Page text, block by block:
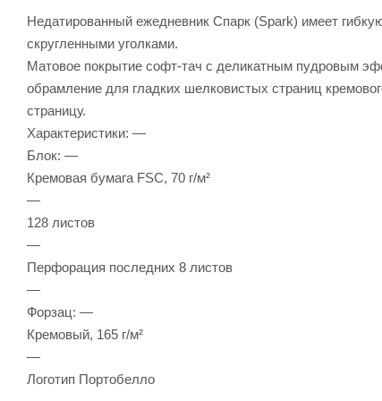
Недатированный ежедневник Спарк (Spark) имеет
скругленными уголками.
Матовое покрытие софт-тач с деликатным пудровым
обрамление для гладких шелковистых страниц
страницу.
Характеристики: —
Блок: —
Кремовая бумага FSC, 70 г/м²
—
128 листов
—
Перфорация последних 8 листов
—
Форзац: —
Кремовый, 165 г/м²
—
Логотип Портобелло